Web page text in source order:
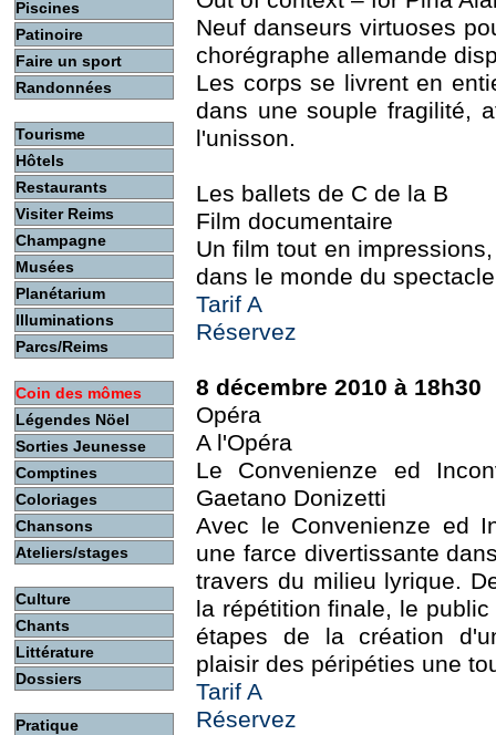
Piscines
Patinoire
Faire un sport
Randonnées
Tourisme
Hôtels
Restaurants
Visiter Reims
Champagne
Musées
Planétarium
Illuminations
Parcs/Reims
Coin des mômes
Légendes Nöel
Sorties Jeunesse
Comptines
Coloriages
Chansons
Ateliers/stages
Culture
Chants
Littérature
Dossiers
Pratique
Neuf danseurs virtuoses
chorégraphe allemande
Les corps se livrent en
dans une souple fragilité,
l'unisson.
Les ballets de C de la B
Film documentaire
Un film tout en
dans le monde du
Tarif A
Réservez
8 décembre 2010 à 18h30
Opéra
A l'Opéra
Le Convenienze ed
Gaetano Donizetti
Avec le Convenienze ed
une farce divertissante
travers du milieu lyrique.
la répétition finale, le
étapes de la création
plaisir des péripéties une
Tarif A
Réservez